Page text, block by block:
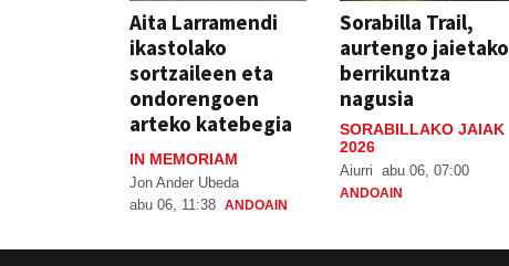
Aita Larramendi
ikastolako
sortzaileen eta
ondorengoen
arteko katebegia
IN MEMORIAM
Jon Ander Ubeda
abu 06, 11:38 ANDOAIN
Sorabilla Trail,
aurtengo jaietako
berrikuntza
nagusia
SORABILLAKO JAIAK
2026
Aiurri abu 06, 07:00
ANDOAIN